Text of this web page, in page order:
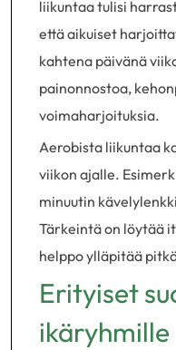
liikuntaa tulisi
että aikuiset
kahtena päivänä
painonnostoa,
voimaharjoituksia.
Aerobista liikuntaa
viikon ajalle.
minuutin
Tärkeintä on löytää
helppo ylläpitää
Erityiset
ikäryhmille